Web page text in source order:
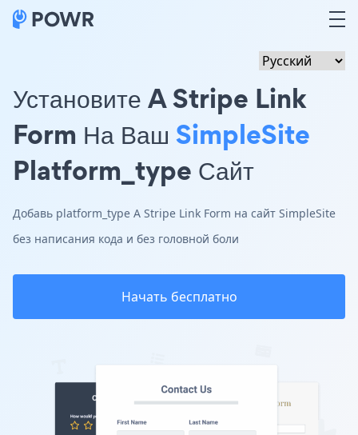
Установите A Stripe Link
Form На Ваш SimpleSite
Platform_type Сайт
Добавь platform_type A Stripe Link Form на сайт SimpleSite
без написания кода и без головной боли
Начать бесплатно